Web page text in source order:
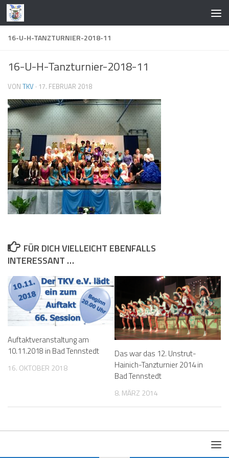
Zum Inhalt springen
16-U-H-TANZTURNIER-2018-11
16-U-H-Tanzturnier-2018-11
VON TKV · 17. FEBRUAR 2018
FÜR DICH VIELLEICHT EBENFALLS
INTERESSANT …
Auftaktveranstaltung am
10.11.2018 in Bad Tennstedt
16. OKTOBER 2018
Das war das 12. Unstrut-
Hainich-Tanzturnier 2014 in
Bad Tennstedt
8. MÄRZ 2014